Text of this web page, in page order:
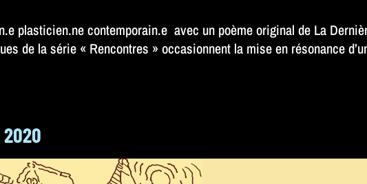
plasticien.ne contemporain.e avec un poème original de La
de la série « Rencontres » occasionnent la mise en résonance